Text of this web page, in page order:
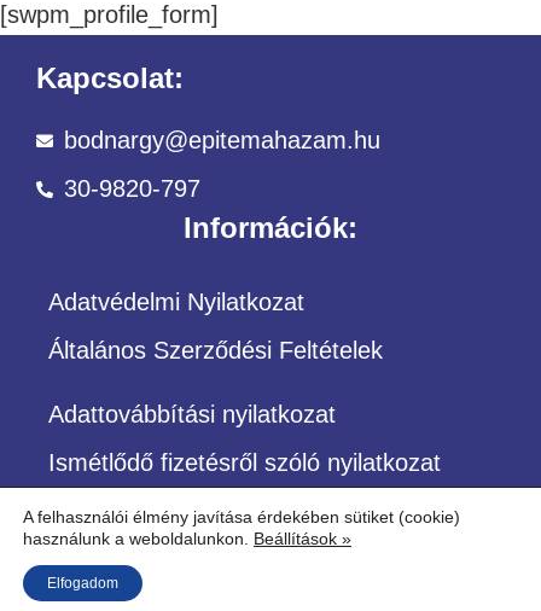
[swpm_profile_form]
Kapcsolat:
bodnargy@epitemahazam.hu
30-9820-797
Információk:
Adatvédelmi Nyilatkozat
Általános Szerződési Feltételek
Adattovábbítási nyilatkozat
Ismétlődő fizetésről szóló nyilatkozat
©Copyright – Minden jog fenntartva
A felhasználói élmény javítása érdekében sütiket (cookie)
használunk a weboldalunkon. Beállítások »
Elfogadom